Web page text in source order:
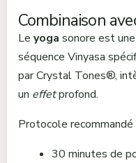
Combinaison
Le yoga sonore est
séquence Vinyasa
par Crystal Tones®,
un effetprofond.
Protocole recommandé
30 minutes de